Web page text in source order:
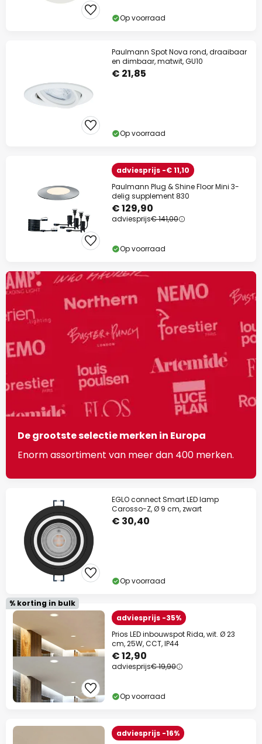
Op voorraad
Paulmann Spot Nova rond, draaibaar
en dimbaar, matwit, GU10
€ 21,85
Op voorraad
adviesprijs -€ 11,10
Paulmann Plug & Shine Floor Mini 3-
delig supplement 830
€ 129,90
adviesprijs€ 141,00
Op voorraad
De grootste selectie merken in Europa
Enorm assortiment van meer dan 400 merken.
EGLO connect Smart LED lamp
Carosso-Z, Ø 9 cm, zwart
€ 30,40
Op voorraad
% korting in bulk
adviesprijs -35%
Prios LED inbouwspot Rida, wit. Ø 23
cm, 25W, CCT, IP44
€ 12,90
adviesprijs€ 19,90
Op voorraad
adviesprijs -16%